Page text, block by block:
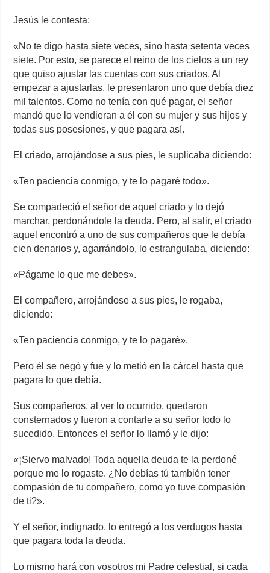
Jesús le contesta:
«No te digo hasta siete veces, sino hasta setenta veces
siete. Por esto, se parece el reino de los cielos a un rey
que quiso ajustar las cuentas con sus criados. Al
empezar a ajustarlas, le presentaron uno que debía diez
mil talentos. Como no tenía con qué pagar, el señor
mandó que lo vendieran a él con su mujer y sus hijos y
todas sus posesiones, y que pagara así.
El criado, arrojándose a sus pies, le suplicaba diciendo:
«Ten paciencia conmigo, y te lo pagaré todo».
Se compadeció el señor de aquel criado y lo dejó
marchar, perdonándole la deuda. Pero, al salir, el criado
aquel encontró a uno de sus compañeros que le debía
cien denarios y, agarrándolo, lo estrangulaba, diciendo:
«Págame lo que me debes».
El compañero, arrojándose a sus pies, le rogaba,
diciendo:
«Ten paciencia conmigo, y te lo pagaré».
Pero él se negó y fue y lo metió en la cárcel hasta que
pagara lo que debía.
Sus compañeros, al ver lo ocurrido, quedaron
consternados y fueron a contarle a su señor todo lo
sucedido. Entonces el señor lo llamó y le dijo:
«¡Siervo malvado! Toda aquella deuda te la perdoné
porque me lo rogaste. ¿No debías tú también tener
compasión de tu compañero, como yo tuve compasión
de ti?».
Y el señor, indignado, lo entregó a los verdugos hasta
que pagara toda la deuda.
Lo mismo hará con vosotros mi Padre celestial, si cada